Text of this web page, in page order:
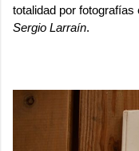
totalidad por
Sergio Larraín.